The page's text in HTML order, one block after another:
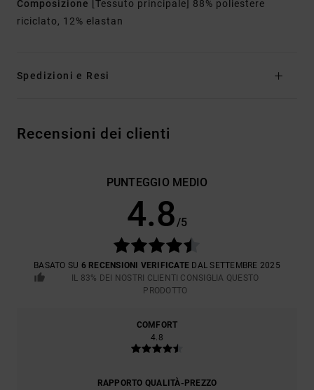
Composizione [Tessuto principale] 88% poliestere
riciclato, 12% elastan
Spedizioni e Resi
Recensioni dei clienti
PUNTEGGIO MEDIO
4.8/5
BASATO SU 6 RECENSIONI VERIFICATE DAL SETTEMBRE 2025
IL 83% DEI NOSTRI CLIENTI CONSIGLIA QUESTO
PRODOTTO
COMFORT
4.8
RAPPORTO QUALITÀ-PREZZO